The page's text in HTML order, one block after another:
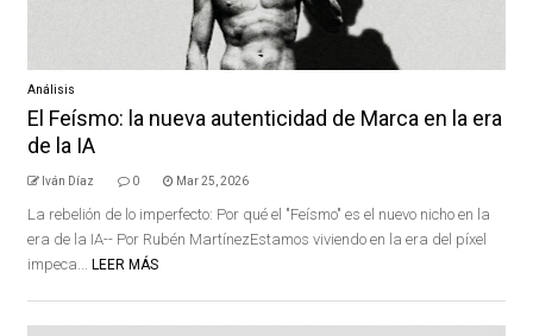
Análisis
El Feísmo: la nueva autenticidad de Marca en la era
de la IA
Iván Díaz 0 Mar 25, 2026
La rebelión de lo imperfecto: Por qué el "Feísmo" es el nuevo nicho en la
era de la IA-- Por Rubén MartínezEstamos viviendo en la era del píxel
impeca... LEER MÁS